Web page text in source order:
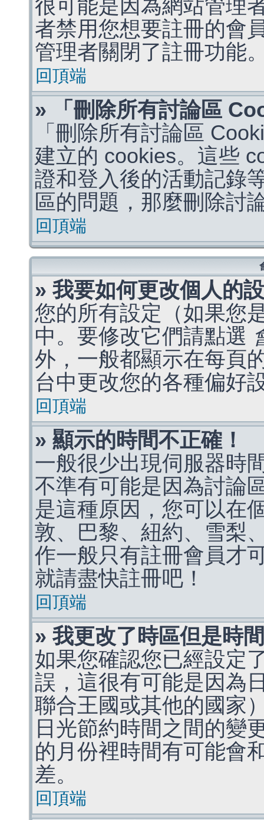
很可能是因為網站管理
者禁用您想要註冊的會
管理者關閉了註冊功能
回頂端
» 「刪除所有討論區
「刪除所有討論區
建立的 cookies。這些
證和登入後的活動記錄
區的問題，那麼刪除討
回頂端
» 我要如何更改個人的
您的所有設定（如果您
中。要修改它們請點選
外，一般都顯示在每頁
台中更改您的各種偏好
回頂端
» 顯示的時間不正確！
一般很少出現伺服器時
不準有可能是因為討論
是這種原因，您可以在
敦、巴黎、紐約、雪梨
作一般只有註冊會員才
就請盡快註冊吧！
回頂端
» 我更改了時區但是時
如果您確認您已經設定
誤，這很有可能是因為
聯合王國或其他的國家
日光節約時間之間的變
的月份裡時間有可能會
差。
回頂端